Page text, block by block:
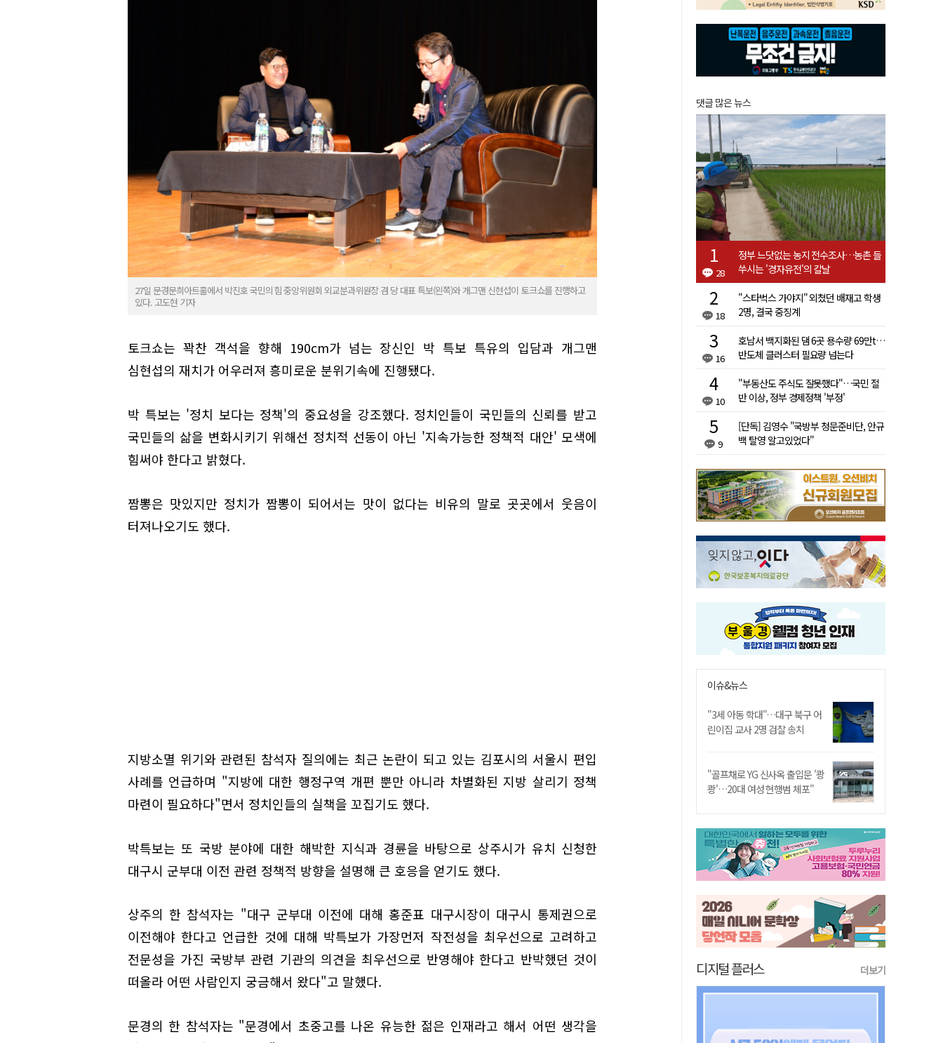
27일 문경문희아트홀에서 박진호 국민의힘 중앙위원회 외교분과위원장 겸 당 대표 특보(왼쪽)와 개그맨 신현섭이 토크쇼를 진행하고
있다. 고도현 기자
토크쇼는 꽉찬 객석을 향해 190cm가 넘는 장신인 박 특보 특유의 입담과 개그맨
심현섭의 재치가 어우러져 흥미로운 분위기속에 진행됐다.
박 특보는 '정치 보다는 정책'의 중요성을 강조했다. 정치인들이 국민들의 신뢰를 받고
국민들의 삶을 변화시키기 위해선 정치적 선동이 아닌 '지속가능한 정책적 대안' 모색에
힘써야 한다고 밝혔다.
짬뽕은 맛있지만 정치가 짬뽕이 되어서는 맛이 없다는 비유의 말로 곳곳에서 웃음이
터져나오기도 했다.
지방소멸 위기와 관련된 참석자 질의에는 최근 논란이 되고 있는 김포시의 서울시 편입
사례를 언급하며 "지방에 대한 행정구역 개편 뿐만 아니라 차별화된 지방 살리기 정책
마련이 필요하다"면서 정치인들의 실책을 꼬집기도 했다.
박특보는 또 국방 분야에 대한 해박한 지식과 경륜을 바탕으로 상주시가 유치 신청한
대구시 군부대 이전 관련 정책적 방향을 설명해 큰 호응을 얻기도 했다.
상주의 한 참석자는 "대구 군부대 이전에 대해 홍준표 대구시장이 대구시 통제권으로
이전해야 한다고 언급한 것에 대해 박특보가 가장먼저 작전성을 최우선으로 고려하고
전문성을 가진 국방부 관련 기관의 의견을 최우선으로 반영해야 한다고 반박했던 것이
떠올라 어떤 사람인지 궁금해서 왔다"고 말했다.
문경의 한 참석자는 "문경에서 초중고를 나온 유능한 젊은 인재라고 해서 어떤 생각을
댓글 많은 뉴스
28
정부 느닷없는 농지 전수조사…농촌 들
쑤시는 '경자유전'의 칼날
18
"스타벅스 가야지" 외쳤던 배재고 학생
2명, 결국 중징계
16
호남서 백지화된 댐 6곳 용수량 69만t…
반도체 클러스터 필요량 넘는다
10
"부동산도 주식도 잘못했다"…국민 절
반 이상, 정부 경제정책 '부정'
9
[단독] 김영수 "국방부 청문준비단, 안규
백 탈영 알고있었다"
이슈&뉴스
"3세 아동 학대"…대구 북구 어
린이집 교사 2명 검찰 송치
"골프채로 YG 신사옥 출입문 '쾅
쾅'…20대 여성 현행범 체포"
디지털 플러스 더보기